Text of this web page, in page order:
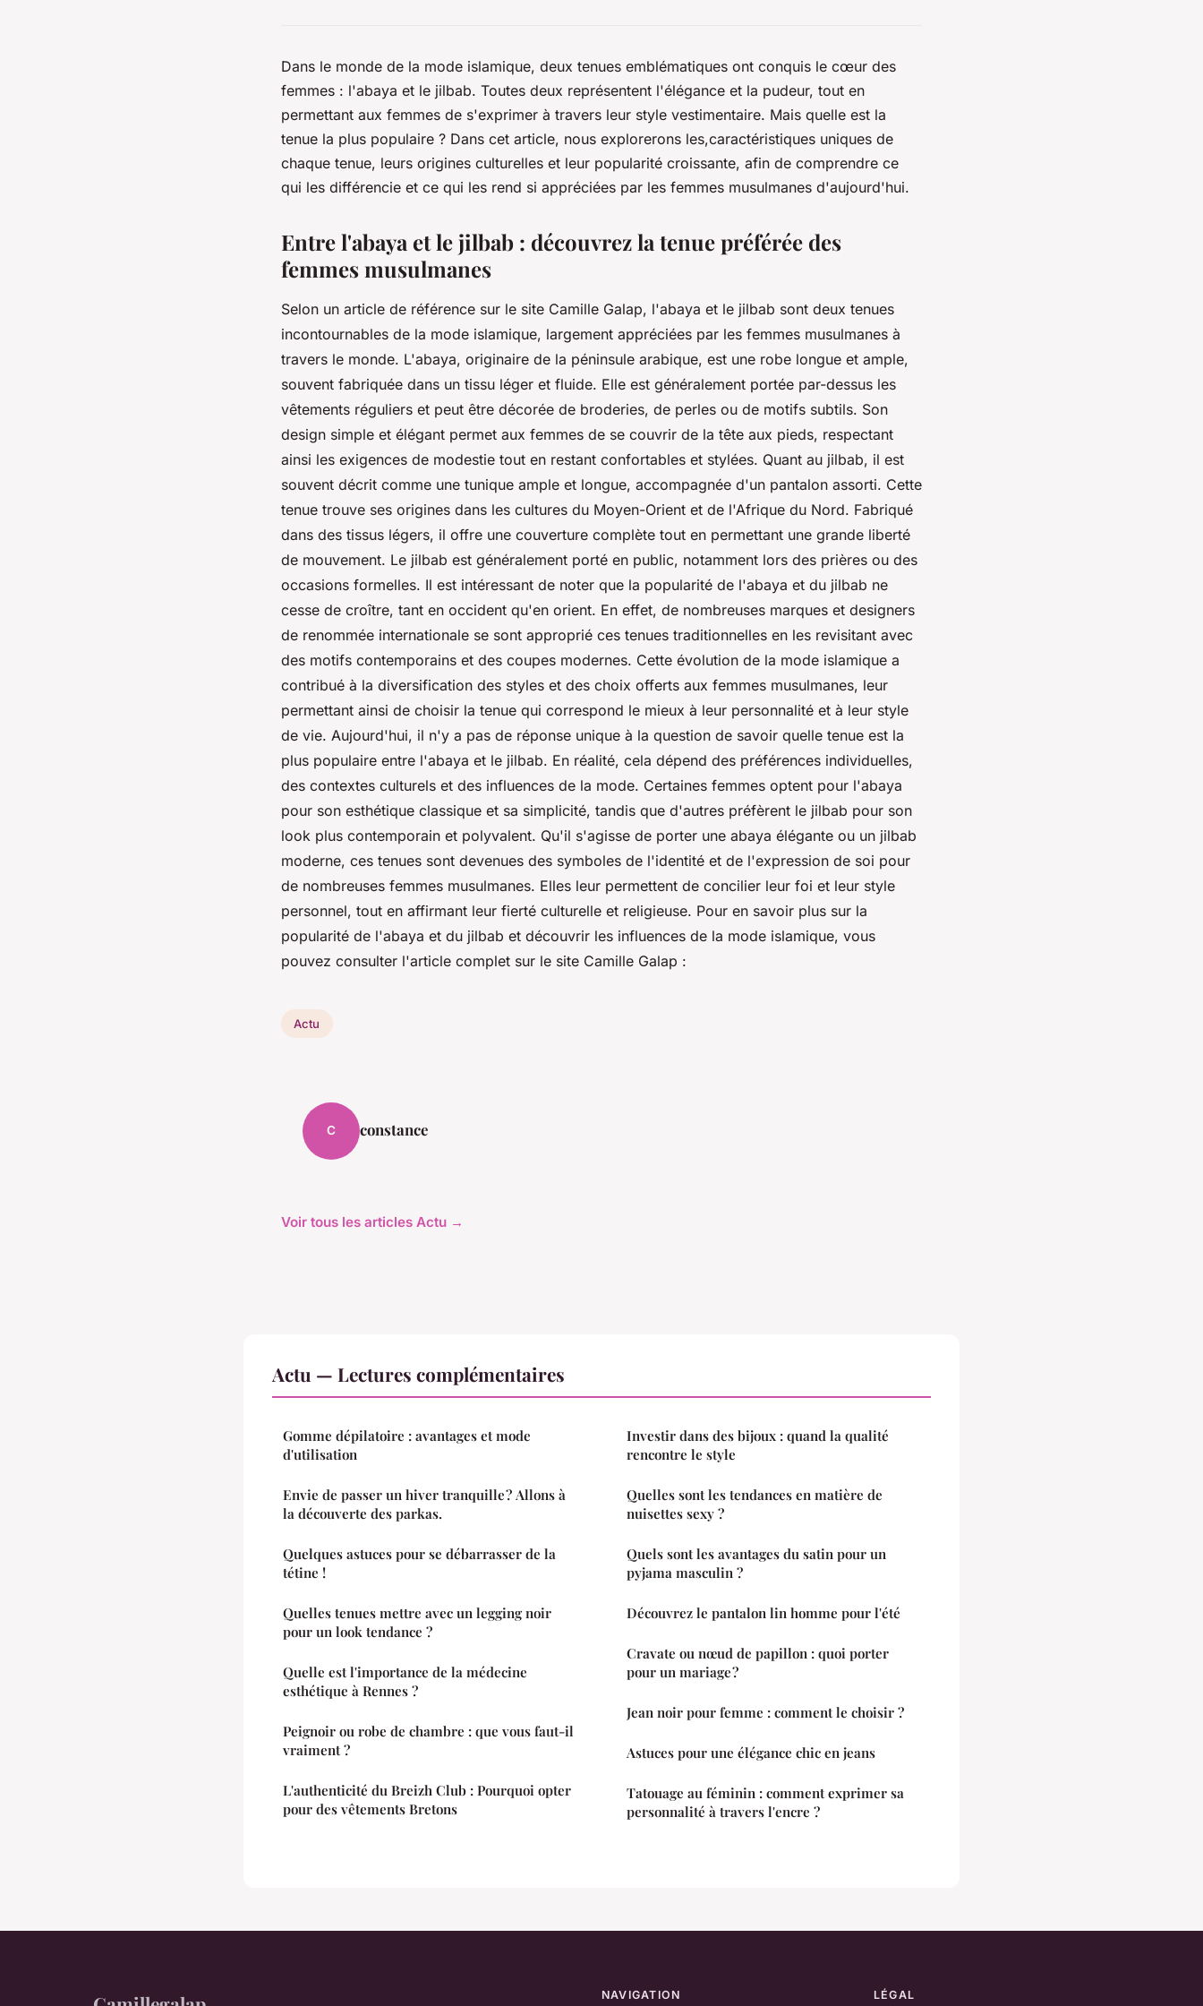
Dans le monde de la mode islamique, deux tenues emblématiques ont conquis le cœur des
femmes : l'abaya et le jilbab. Toutes deux représentent l'élégance et la pudeur, tout en
permettant aux femmes de s'exprimer à travers leur style vestimentaire. Mais quelle est la
tenue la plus populaire ? Dans cet article, nous explorerons les,caractéristiques uniques de
chaque tenue, leurs origines culturelles et leur popularité croissante, afin de comprendre ce
qui les différencie et ce qui les rend si appréciées par les femmes musulmanes d'aujourd'hui.
Entre l'abaya et le jilbab : découvrez la tenue préférée des
femmes musulmanes
Selon un article de référence sur le site Camille Galap, l'abaya et le jilbab sont deux tenues
incontournables de la mode islamique, largement appréciées par les femmes musulmanes à
travers le monde. L'abaya, originaire de la péninsule arabique, est une robe longue et ample,
souvent fabriquée dans un tissu léger et fluide. Elle est généralement portée par-dessus les
vêtements réguliers et peut être décorée de broderies, de perles ou de motifs subtils. Son
design simple et élégant permet aux femmes de se couvrir de la tête aux pieds, respectant
ainsi les exigences de modestie tout en restant confortables et stylées. Quant au jilbab, il est
souvent décrit comme une tunique ample et longue, accompagnée d'un pantalon assorti. Cette
tenue trouve ses origines dans les cultures du Moyen-Orient et de l'Afrique du Nord. Fabriqué
dans des tissus légers, il offre une couverture complète tout en permettant une grande liberté
de mouvement. Le jilbab est généralement porté en public, notamment lors des prières ou des
occasions formelles. Il est intéressant de noter que la popularité de l'abaya et du jilbab ne
cesse de croître, tant en occident qu'en orient. En effet, de nombreuses marques et designers
de renommée internationale se sont approprié ces tenues traditionnelles en les revisitant avec
des motifs contemporains et des coupes modernes. Cette évolution de la mode islamique a
contribué à la diversification des styles et des choix offerts aux femmes musulmanes, leur
permettant ainsi de choisir la tenue qui correspond le mieux à leur personnalité et à leur style
de vie. Aujourd'hui, il n'y a pas de réponse unique à la question de savoir quelle tenue est la
plus populaire entre l'abaya et le jilbab. En réalité, cela dépend des préférences individuelles,
des contextes culturels et des influences de la mode. Certaines femmes optent pour l'abaya
pour son esthétique classique et sa simplicité, tandis que d'autres préfèrent le jilbab pour son
look plus contemporain et polyvalent. Qu'il s'agisse de porter une abaya élégante ou un jilbab
moderne, ces tenues sont devenues des symboles de l'identité et de l'expression de soi pour
de nombreuses femmes musulmanes. Elles leur permettent de concilier leur foi et leur style
personnel, tout en affirmant leur fierté culturelle et religieuse. Pour en savoir plus sur la
popularité de l'abaya et du jilbab et découvrir les influences de la mode islamique, vous
pouvez consulter l'article complet sur le site Camille Galap :
Actu
C constance
Voir tous les articles Actu →
Actu — Lectures complémentaires
Gomme dépilatoire : avantages et mode
d'utilisation
Envie de passer un hiver tranquille ? Allons à
la découverte des parkas.
Quelques astuces pour se débarrasser de la
tétine !
Quelles tenues mettre avec un legging noir
pour un look tendance ?
Quelle est l'importance de la médecine
esthétique à Rennes ?
Peignoir ou robe de chambre : que vous faut-il
vraiment ?
L'authenticité du Breizh Club : Pourquoi opter
pour des vêtements Bretons
Investir dans des bijoux : quand la qualité
rencontre le style
Quelles sont les tendances en matière de
nuisettes sexy ?
Quels sont les avantages du satin pour un
pyjama masculin ?
Découvrez le pantalon lin homme pour l'été
Cravate ou nœud de papillon : quoi porter
pour un mariage ?
Jean noir pour femme : comment le choisir ?
Astuces pour une élégance chic en jeans
Tatouage au féminin : comment exprimer sa
personnalité à travers l'encre ?
NAVIGATION LÉGAL